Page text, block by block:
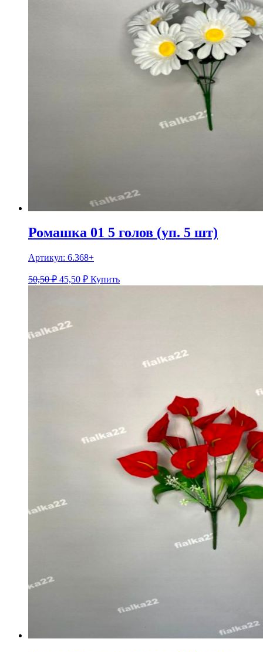
Ромашка 01 5 голов (уп. 5 шт)
Артикул: 6.368+
50,50 ₽ 45,50 ₽ Купить